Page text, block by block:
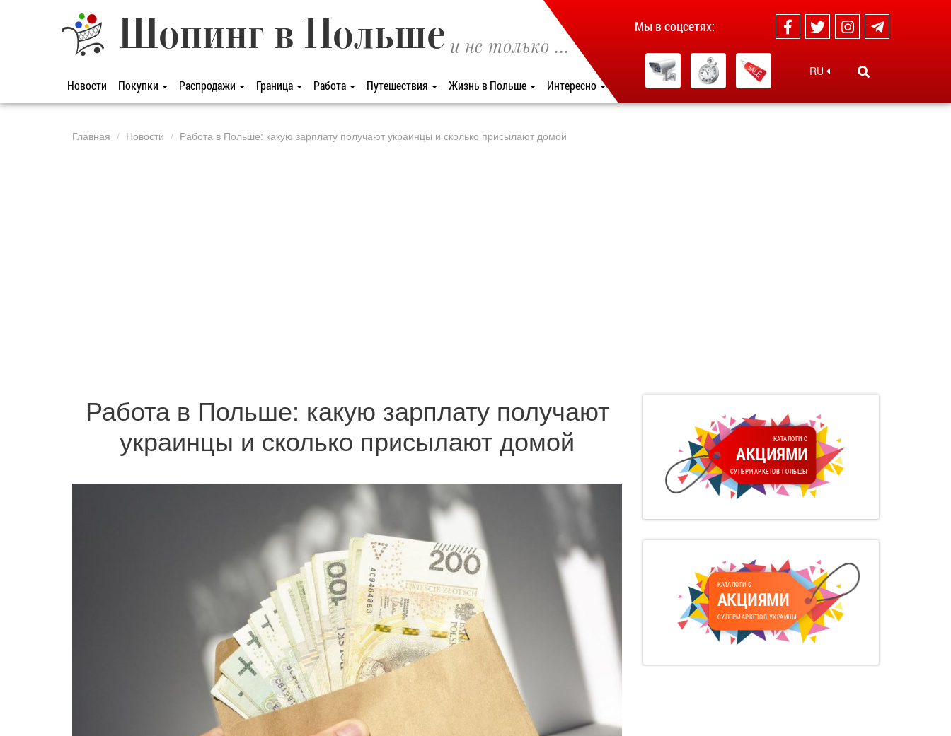
Шопинг в Польше и не только ...
Новости Покупки Распродажи Граница Работа Путешествия Жизнь в Польше Интересно
Мы в соцсетях:
RU
Главная Новости Работа в Польше: какую зарплату получают украинцы и сколько присылают домой
Работа в Польше: какую зарплату получают
украинцы и сколько присылают домой
КАТАЛОГИ С
АКЦИЯМИ
СУПЕРМАРКЕТОВ ПОЛЬШЫ
КАТАЛОГИ С
АКЦИЯМИ
СУПЕРМАРКЕТОВ УКРАИНЫ